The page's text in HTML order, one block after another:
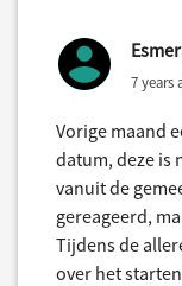
7 years
Vorige maand
datum, deze is
vanuit de
gereageerd,
Tijdens de
over het